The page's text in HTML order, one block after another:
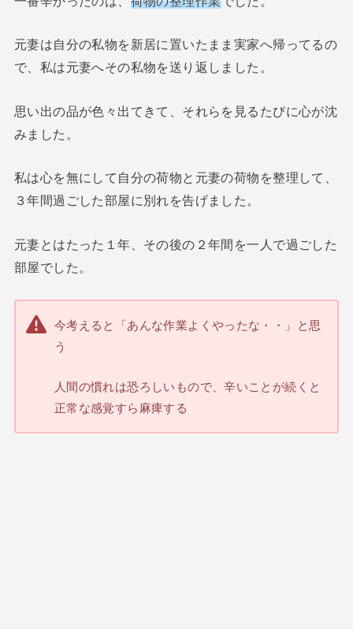
元妻は自分の私物を新居に置いたまま実家へ帰ってるの
で、私は元妻へその私物を送り返しました。
思い出の品が色々出てきて、それらを見るたびに心が沈
みました。
私は心を無にして自分の荷物と元妻の荷物を整理して、
３年間過ごした部屋に別れを告げました。
元妻とはたった１年、その後の２年間を一人で過ごした
部屋でした。
今考えると「あんな作業よくやったな・・」と思
う
人間の慣れは恐ろしいもので、辛いことが続くと
正常な感覚すら麻痺する